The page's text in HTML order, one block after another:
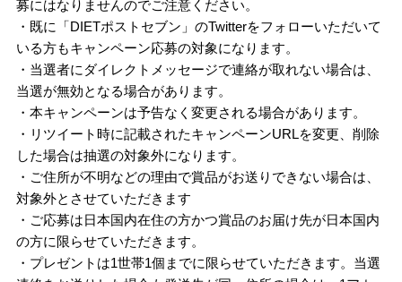
募にはなりませんのでご注意ください。
・既に「DIETポストセブン」のTwitterをフォローいただいて
いる方もキャンペーン応募の対象になります。
・当選者にダイレクトメッセージで連絡が取れない場合は、
当選が無効となる場合があります。
・本キャンペーンは予告なく変更される場合があります。
・リツイート時に記載されたキャンペーンURLを変更、削除
した場合は抽選の対象外になります。
・ご住所が不明などの理由で賞品がお送りできない場合は、
対象外とさせていただきます
・ご応募は日本国内在住の方かつ賞品のお届け先が日本国内
の方に限らせていただきます。
・プレゼントは1世帯1個までに限らせていただきます。当選